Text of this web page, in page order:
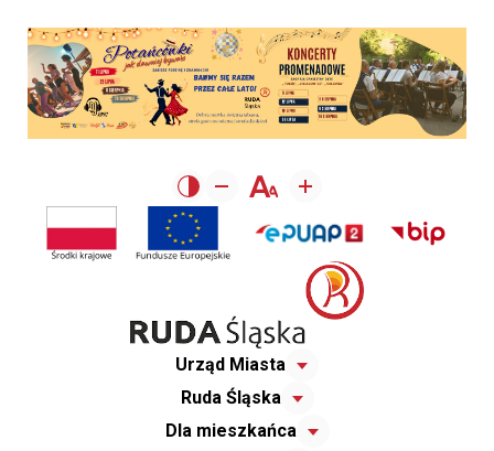
Urząd Miasta
Ruda Śląska
Dla mieszkańca